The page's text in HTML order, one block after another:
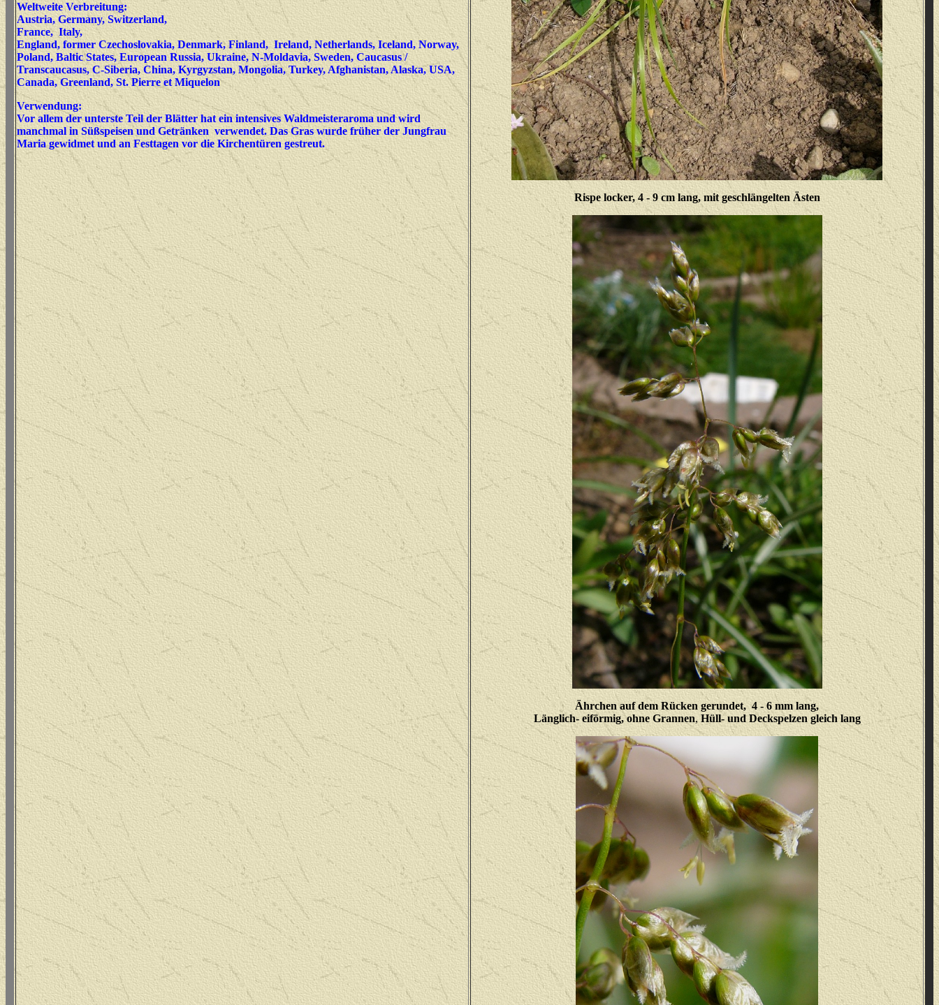
Weltweite Verbreitung:
Austria, Germany, Switzerland,
France, Italy,
England, former Czechoslovakia, Denmark, Finland, Ireland, Netherlands, Iceland, Norway,
Poland, Baltic States, European Russia, Ukraine, N-Moldavia, Sweden, Caucasus /
Transcaucasus, C-Siberia, China, Kyrgyzstan, Mongolia, Turkey, Afghanistan, Alaska, USA,
Canada, Greenland, St. Pierre et Miquelon
Verwendung:
Vor allem der unterste Teil der Blätter hat ein intensives Waldmeisteraroma und wird
manchmal in Süßspeisen und Getränken verwendet. Das Gras wurde früher der Jungfrau
Maria gewidmet und an Festtagen vor die Kirchentüren gestreut.
Rispe locker, 4 - 9 cm lang, mit geschlängelten Ästen
Ährchen auf dem Rücken gerundet, 4 - 6 mm lang,
Länglich- eiförmig, ohne Grannen, Hüll- und Deckspelzen gleich lang